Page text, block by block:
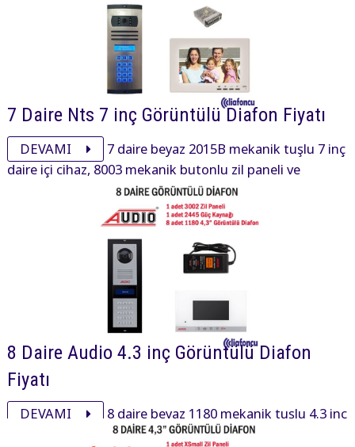
7 Daire Nts 7 inç Görüntülü Diafon Fiyatı
DEVAMI
7 daire beyaz 2015B mekanik tuşlu 7 inç
daire içi cihaz, 8003 mekanik butonlu zil paneli ve
aksesuarı ile görüntülü diafon paketi 19590₺ dir.
8 Daire Audio 4.3 inç Görüntülü Diafon
Fiyatı
DEVAMI
8 daire beyaz 1180 mekanik tuşlu 4.3 inç
daire içi cihaz, 3002 mekanik tuşlu zil paneli ve aksesuarı